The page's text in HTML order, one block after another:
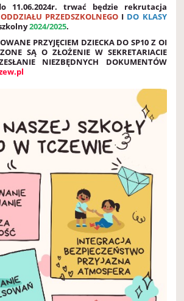
11.06.2024r. trwać będzie rekrutacja
ODDZIAŁU PRZEDSZKOLNEGO I DO KLASY
2024/2025.
PRZYJĘCIEM DZIECKA DO SP10 Z OI
SĄ O ZŁOŻENIE W SEKRETARIACIE
NIEZBĘDNYCH DOKUMENTÓW